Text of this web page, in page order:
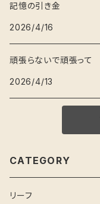
記憶の引き金
2026/4/16
頑張らないで頑張って
2026/4/13
CATEGORY
リーフ